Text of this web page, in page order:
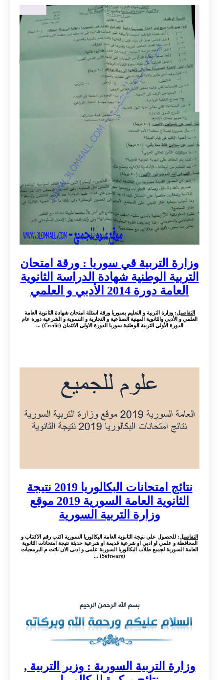
وزارة التربية قي سوريا : ورقة امتحان
التربية الوطنية شهادة الدراسة الثانوية
العامة دورة 2014 الأدبي و العلمي
التفاصيل: وزارة التربية و التعليم بسوريا ورقة اسئلة امتحان شهادة الثانوية العامة
العلمي و الأدبي والثانوية المهنية الصناعية و التجارية و النسوية و الشرعية دورة عام
الدورة الأولى التربية الوطنية سوريا الدورة الاولى الائتمان (Credit) ...
نتائج امتحانات البكالوريا 2019 نتيجة
الثانوية العامة السورية 2019 موقع
وزارة التربية السورية
التفاصيل: للحصول علي نتيجة الثانوية العامة البكالوريا السورية اكتب رقم الاكتتاب و
المحافظة و علمي او ادبي او شرعية قديمة او شرعية حديثة نتيجة امتحانات الثانوية
العامة السورية لجميع طلاب البكالوريا السورية علمى و ادبى الان باتت م البرمجيات
(Software) ...
وزارة التربية السورية : وزير التربية ,